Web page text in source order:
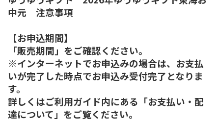
中元 注意事項
【お申込期間】
「販売期間」をご確認ください。
※インターネットでお申込みの場合は、お支払
いが完了した時点でお申込み受付完了となりま
す。
詳しくはご利用ガイド内にある「お支払い・配
達について」をご覧ください。